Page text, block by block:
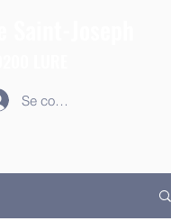
Se connecter